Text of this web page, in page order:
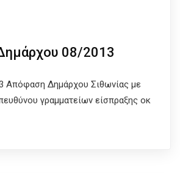
08/2013
Απόφαση Δημάρχου Σιθωνίας με
γραμματείων είσπραξης οκ